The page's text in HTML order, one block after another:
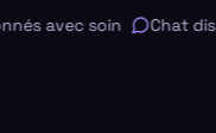
avec soin Chat